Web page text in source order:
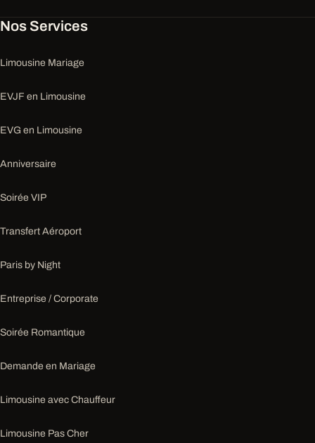
Nos Services
Limousine Mariage
EVJF en Limousine
EVG en Limousine
Anniversaire
Soirée VIP
Transfert Aéroport
Paris by Night
Entreprise / Corporate
Soirée Romantique
Demande en Mariage
Limousine avec Chauffeur
Limousine Pas Cher